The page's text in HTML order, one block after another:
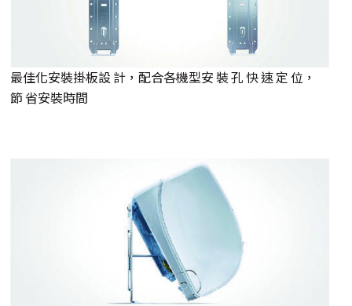
最佳化安裝掛板設 計，配合各機型安 裝 孔 快 速 定 位，
節 省安裝時間